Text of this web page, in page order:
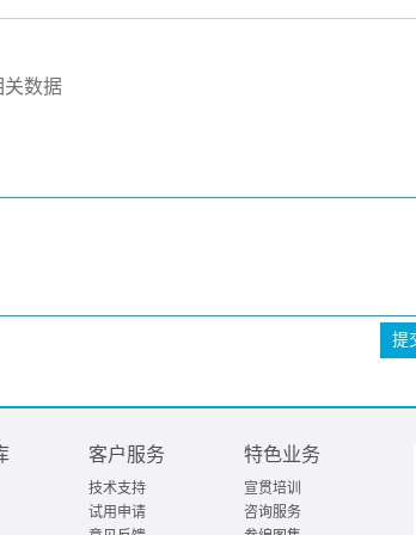
关数据
提
客户服务
技术支持
试用申请
特色业务
宣贯培训
咨询服务